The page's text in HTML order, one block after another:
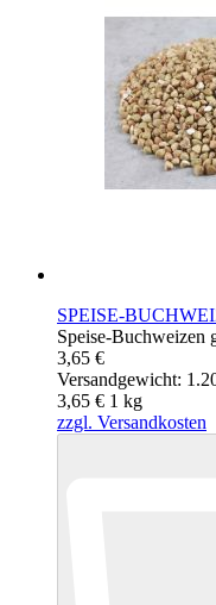
SPEISE-
Speise-Buchweizen
3,65 €
Versandgewicht:
3,65 € 1 kg
zzgl. Versandkosten